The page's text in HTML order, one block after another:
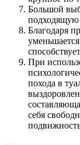
Большой
подходящую
Благодаря
При
похода в
себя